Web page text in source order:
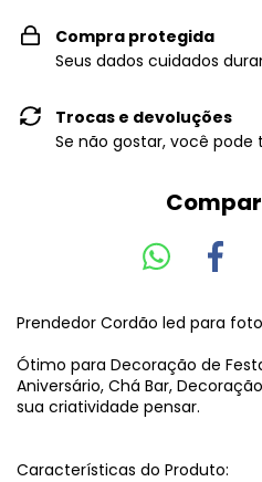
Compra protegida
Seus dados cuidados
Trocas e devoluções
Se não gostar, você pode
Prendedor Cordão led para
Ótimo para Decoração de
Aniversário, Chá Bar,
sua criatividade pensar.
Características do Produto: